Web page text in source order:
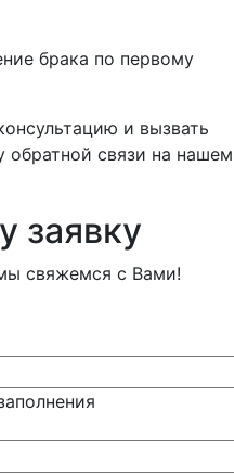
брака по первому
и вызвать
связи на нашем
заявку
свяжемся с Вами!